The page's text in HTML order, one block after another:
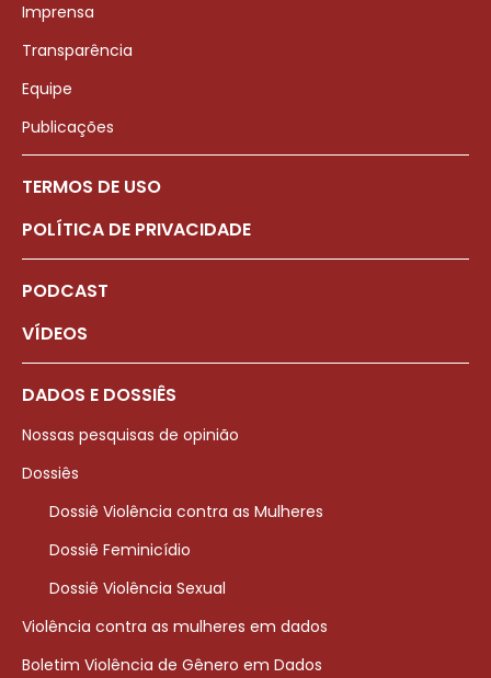
Imprensa
Transparência
Equipe
Publicações
TERMOS DE USO
POLÍTICA DE PRIVACIDADE
PODCAST
VÍDEOS
DADOS E DOSSIÊS
Nossas pesquisas de opinião
Dossiês
Dossiê Violência contra as Mulheres
Dossiê Feminicídio
Dossiê Violência Sexual
Violência contra as mulheres em dados
Boletim Violência de Gênero em Dados